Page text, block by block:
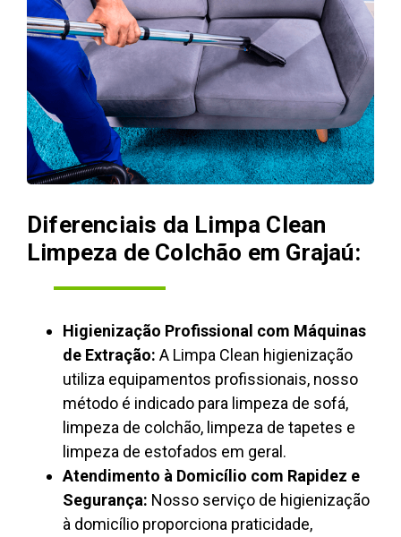
Diferenciais da Limpa Clean
Limpeza de Colchão em Grajaú:
Higienização Profissional com Máquinas
de Extração: A Limpa Clean higienização
utiliza equipamentos profissionais, nosso
método é indicado para limpeza de sofá,
limpeza de colchão, limpeza de tapetes e
limpeza de estofados em geral.
Atendimento à Domicílio com Rapidez e
Segurança: Nosso serviço de higienização
à domicílio proporciona praticidade,